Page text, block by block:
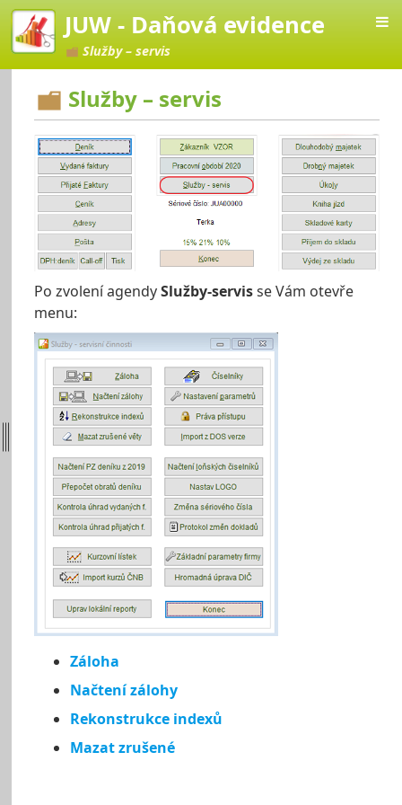
JUW - Daňová evidence
Služby – servis
evidence
Služby – servis
Po zvolení agendySlužby-servisse Vám otevře
menu:
Záloha
Načtení zálohy
Rekonstrukce indexů
Mazat zrušené